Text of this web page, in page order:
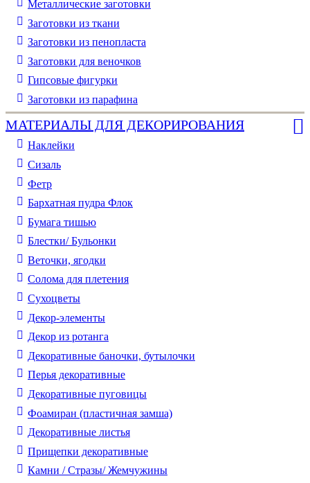
Металлические заготовки
Заготовки из ткани
Заготовки из пенопласта
Заготовки для веночков
Гипсовые фигурки
Заготовки из парафина
МАТЕРИАЛЫ ДЛЯ ДЕКОРИРОВАНИЯ
Наклейки
Сизаль
Фетр
Бархатная пудра Флок
Бумага тишью
Блестки/ Бульонки
Веточки, ягодки
Солома для плетения
Cухоцветы
Декор-элементы
Декор из ротанга
Декоративные баночки, бутылочки
Перья декоративные
Декоративные пуговицы
Фоамиран (пластичная замша)
Декоративные листья
Прищепки декоративные
Камни / Cтразы/ Жемчужины